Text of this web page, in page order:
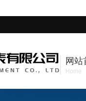
网站
Home